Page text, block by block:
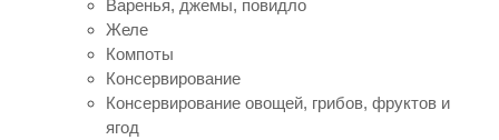
Варенья, джемы, повидло
Желе
Компоты
Консервирование
Консервирование овощей, грибов, фруктов и
ягод